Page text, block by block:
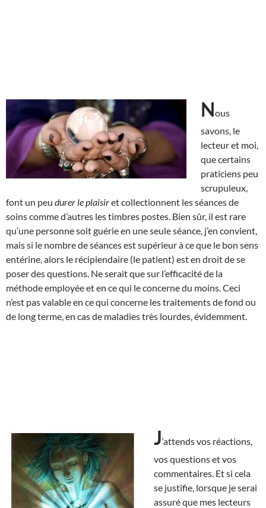
Nous
savons, le
lecteur et moi,
que certains
praticiens peu
scrupuleux,
font un peu durer le plaisiret collectionnent les séances de
soins comme d’autres les timbres postes. Bien sûr, il est rare
qu’une personne soit guérie en une seule séance, j’en convient,
mais si le nombre de séances est supérieur à ce que le bon sens
entérine, alors le récipiendaire (le patient) est en droit de se
poser des questions. Ne serait que sur l’efficacité de la
méthode employée et en ce qui le concerne du moins. Ceci
n’est pas valable en ce qui concerne les traitements de fond ou
de long terme, en cas de maladies très lourdes, évidemment.
J‘attends vos réactions,
vos questions et vos
commentaires. Et si cela
se justifie, lorsque je serai
assuré que mes lecteurs